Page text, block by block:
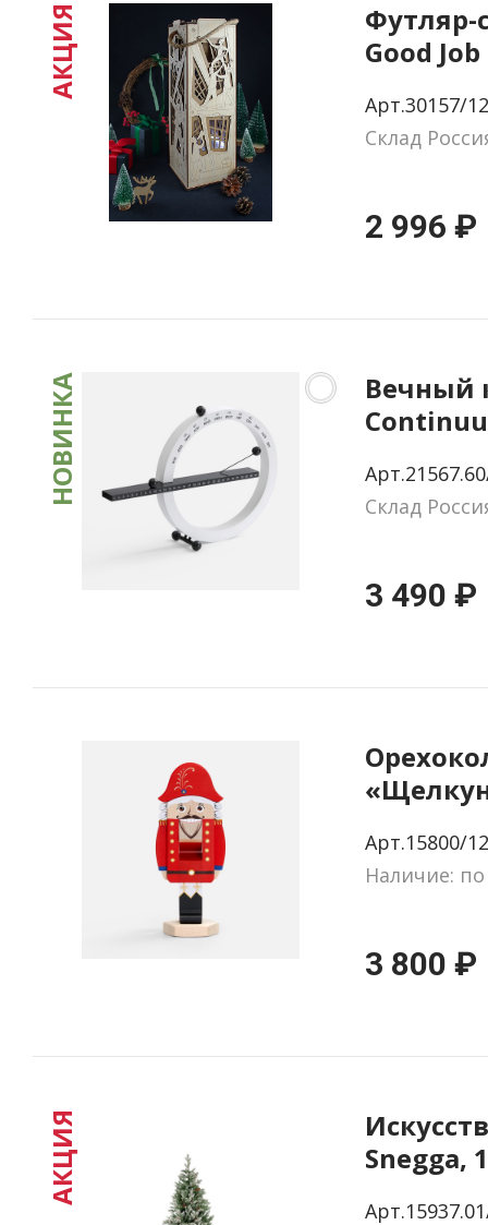
Футляр-
Good Job
Арт.30157/12
Склад
2 996 ₽
АКЦИЯ
Вечный
Склад
3 490 ₽
НОВИНКА
Арт.15800/12
Наличие:
3 800 ₽
Snegga,
АКЦИЯ